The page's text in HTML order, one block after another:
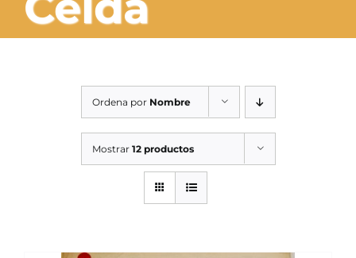
OCASIÓN
SERVICIOS TALLER
Ordena por Nombre
Mostrar 12 productos